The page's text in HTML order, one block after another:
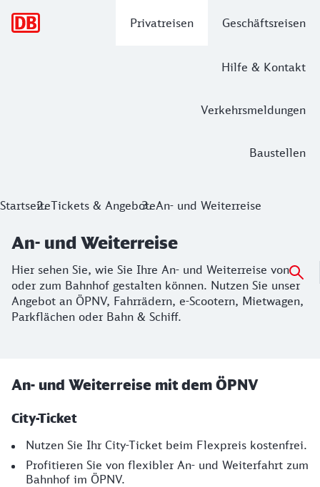
Privatreisen Geschäftsreisen
Hilfe & Kontakt
Verkehrsmeldungen
Baustellen
An- und Weiterreise
StartseiteTickets & AngeboteAn- und Weiterreise
An- und Weiterreise
Hier sehen Sie, wie Sie Ihre An- und Weiterreise von
oder zum Bahnhof gestalten können. Nutzen Sie unser
Angebot an ÖPNV, Fahrrädern, e-Scootern, Mietwagen,
Parkflächen oder Bahn & Schiff.
An- und Weiterreise mit dem ÖPNV
City-Ticket
Nutzen Sie Ihr City-Ticket beim Flexpreis kostenfrei.
Profitieren Sie von flexibler An- und Weiterfahrt zum
Bahnhof im ÖPNV.